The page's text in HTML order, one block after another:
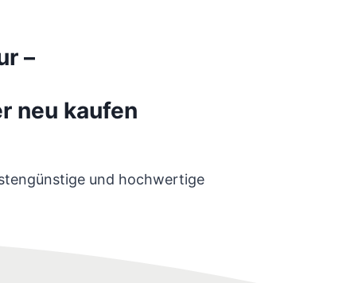
–
neu kaufen
und hochwertige